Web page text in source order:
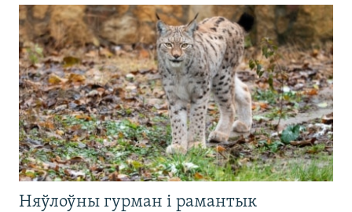
Няўлоўны гурман і рамантык